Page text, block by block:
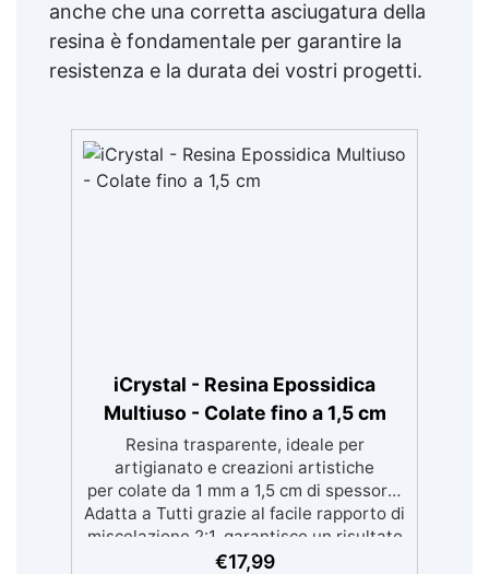
anche che una corretta asciugatura della
resina è fondamentale per garantire la
resistenza e la durata dei vostri progetti.
iCrystal - Resina Epossidica
Multiuso - Colate fino a 1,5 cm
Resina trasparente, ideale per
artigianato e creazioni artistiche
per colate da 1 mm a 1,5 cm di spessore.
Adatta a Tutti grazie al facile rapporto di
miscelazione 2:1, garantisce un risultato
senza imperfezioni Bassa viscosità per
€17,99